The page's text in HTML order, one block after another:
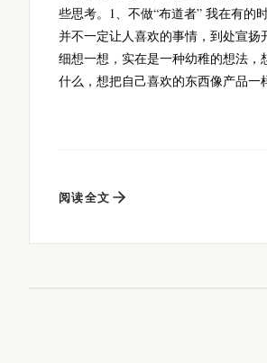
些思考。1、不做“布道者” 我在有的
并不一定让人喜欢的事情，到处宣扬
细想一想，实在是一种幼稚的想法，
什么，想把自己喜欢的东西像产品一
阅读全文